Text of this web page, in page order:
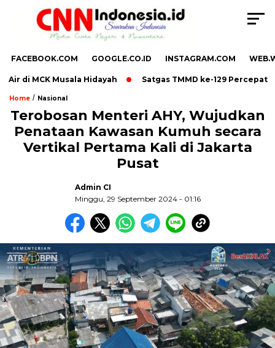
FACEBOOK.COM GOOGLE.CO.ID INSTAGRAM.COM
di MCK Musala Hidayah Satgas TMMD ke-129 Percepat
Home / Nasional
Terobosan Menteri AHY, Wujudkan
Penataan Kawasan Kumuh secara
Vertikal Pertama Kali di Jakarta
Pusat
Admin CI
Minggu, 29 September 2024 - 01:16